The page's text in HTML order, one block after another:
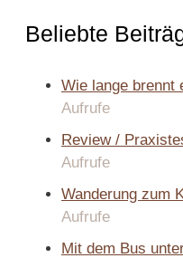
Beliebte
Wie lange brennt
Aufrufe
Review /
Aufrufe
Wanderung zum
Aufrufe
Mit dem Bus